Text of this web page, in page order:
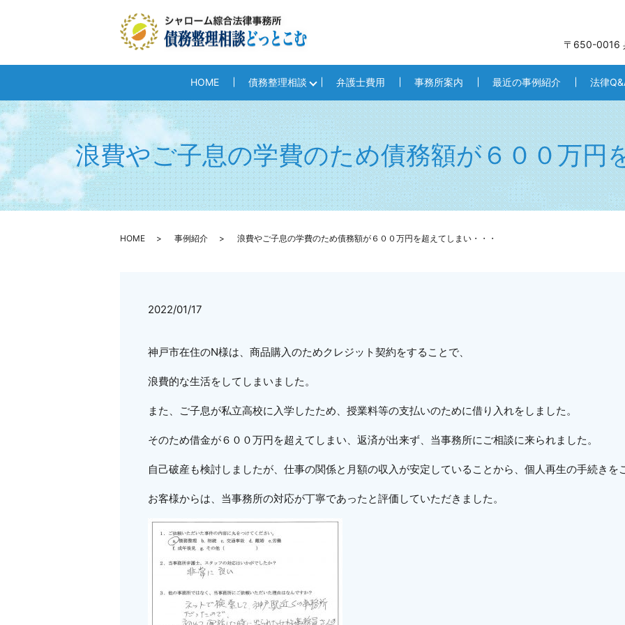
〒650-0016
HOME 債務整理相談 弁護士費用 事務所案内 最近の事例紹介 法律
浪費やご子息の学費のため債務額が６００万円
HOME 事例紹介 浪費やご子息の学費のため債務額が６００万円を超えてしまい・・・
2022/01/17
神戸市在住のN様は、商品購入のためクレジット契約をすることで、
浪費的な生活をしてしまいました。
また、ご子息が私立高校に入学したため、授業料等の支払いのために借り入れをしました。
そのため借金が６００万円を超えてしまい、返済が出来ず、当事務所にご相談に来られました。
自己破産も検討しましたが、仕事の関係と月額の収入が安定していることから、個人再生の手続きを
お客様からは、当事務所の対応が丁寧であったと評価していただきました。